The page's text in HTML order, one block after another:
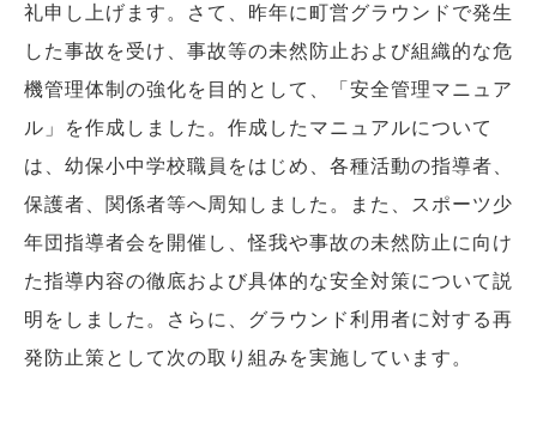
礼申し上げます。さて、昨年に町営グラウンドで発生
した事故を受け、事故等の未然防止および組織的な危
機管理体制の強化を目的として、「安全管理マニュア
ル」を作成しました。作成したマニュアルについて
は、幼保小中学校職員をはじめ、各種活動の指導者、
保護者、関係者等へ周知しました。また、スポーツ少
年団指導者会を開催し、怪我や事故の未然防止に向け
た指導内容の徹底および具体的な安全対策について説
明をしました。さらに、グラウンド利用者に対する再
発防止策として次の取り組みを実施しています。